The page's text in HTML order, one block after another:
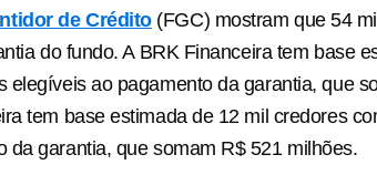
de Crédito(FGC) mostram que 54
do fundo. A BRK Financeira tem base
elegíveis ao pagamento da garantia, que
tem base estimada de 12 mil credores
da garantia, que somam R$ 521 milhões.